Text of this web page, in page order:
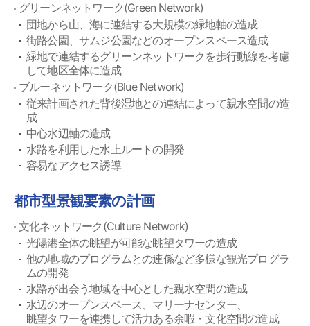
グリーンネットワーク(Green Network)
団地から山、海に連結する大規模の緑地軸の造成
街路公園、サムジ公園などのオープンスペース造成
緑地で連結するグリーンネットワークを歩行動線を考慮
して地区全体に造成
ブルーネットワーク(Blue Network)
従来計画された背後湿地との連結によって親水空間の造
成
中心水辺軸の造成
水路を利用した水上ルートの開発
容易なアクセス誘導
都市型景観要素の計画
文化ネットワーク(Culture Network)
光陽港全体の眺望が可能な眺望タワーの造成
他の地域のプログラムとの連係など多様な観光プログラ
ムの開発
水路が出会う地域を中心とした親水空間の造成
水辺のオープンスペース、マリーナセンター、
眺望タワーを連携して活力ある余暇・文化空間の造成